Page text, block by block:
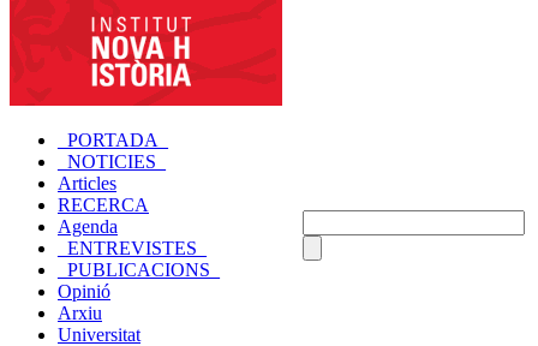
_PORTADA_
_NOTICIES_
Articles
RECERCA
Agenda
_ENTREVISTES_
_PUBLICACIONS_
Opinió
Arxiu
Universitat